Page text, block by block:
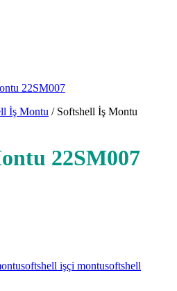
İş Montu / Softshell İş Montu
22SM007
softshell işçi montusoftshell